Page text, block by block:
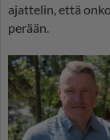
ajattelin, että
perään.